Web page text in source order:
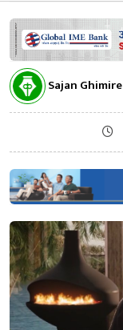
Sajan Ghimire